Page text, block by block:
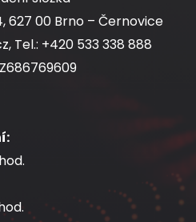
627 00 Brno – Černovice
Tel.: +420 533 338 888